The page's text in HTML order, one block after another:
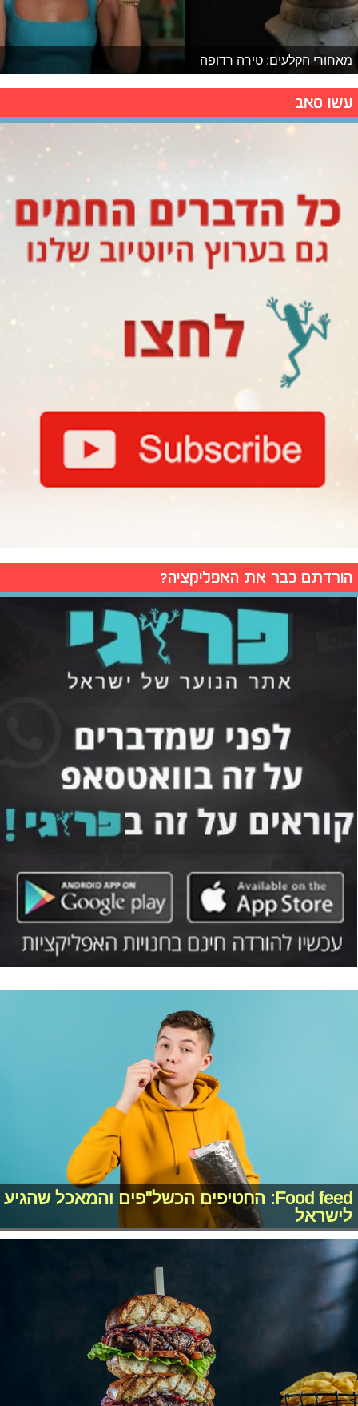
מאחורי הקלעים: טירה רדופה
עשו סאב
הורדתם כבר את האפליקציה?
Food feed: החטיפים הכשל"פים והמאכל שהגיע
לישראל